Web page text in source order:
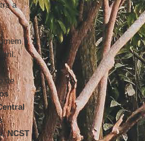
a
o
de
NCST